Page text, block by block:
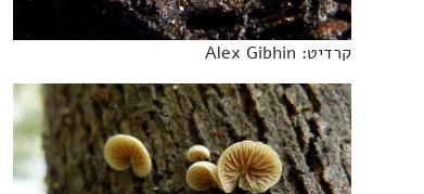
קרדיט: Alex Gibhin